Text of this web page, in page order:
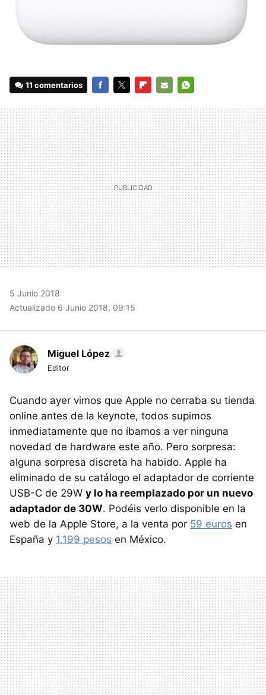
11 comentarios
MAIL
5 Junio 2018
Actualizado 6 Junio 2018, 09:15
Miguel López
Editor
Cuando ayer vimos que Apple no cerraba su tienda
online antes de la keynote, todos supimos
inmediatamente que no íbamos a ver ninguna
novedad de hardware este año. Pero sorpresa:
alguna sorpresa discreta ha habido. Apple ha
eliminado de su catálogo el adaptador de corriente
USB-C de 29W y lo ha reemplazado por un nuevo
adaptador de 30W. Podéis verlo disponible en la
web de la Apple Store, a la venta por 59 euros en
España y 1.199 pesos en México.